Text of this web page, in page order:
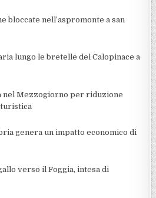
bloccate nell’aspromonte a san
lungo le bretelle del Calopinace a
nel Mezzogiorno per riduzione
genera un impatto economico di
verso il Foggia, intesa di